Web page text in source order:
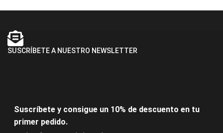
SUSCRÍBETE A NUESTRO NEWSLETTER
Suscríbete y consigue un 10% de descuento en tu
primer pedido.